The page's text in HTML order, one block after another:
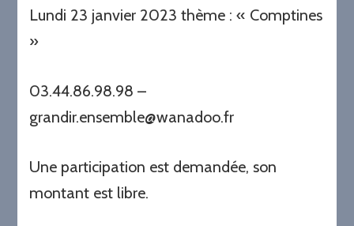
Lundi 23 janvier 2023 thème : « Comptines
»
03.44.86.98.98 –
grandir.ensemble@wanadoo.fr
Une participation est demandée, son
montant est libre.